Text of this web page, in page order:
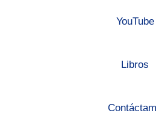
YouTube
Libros